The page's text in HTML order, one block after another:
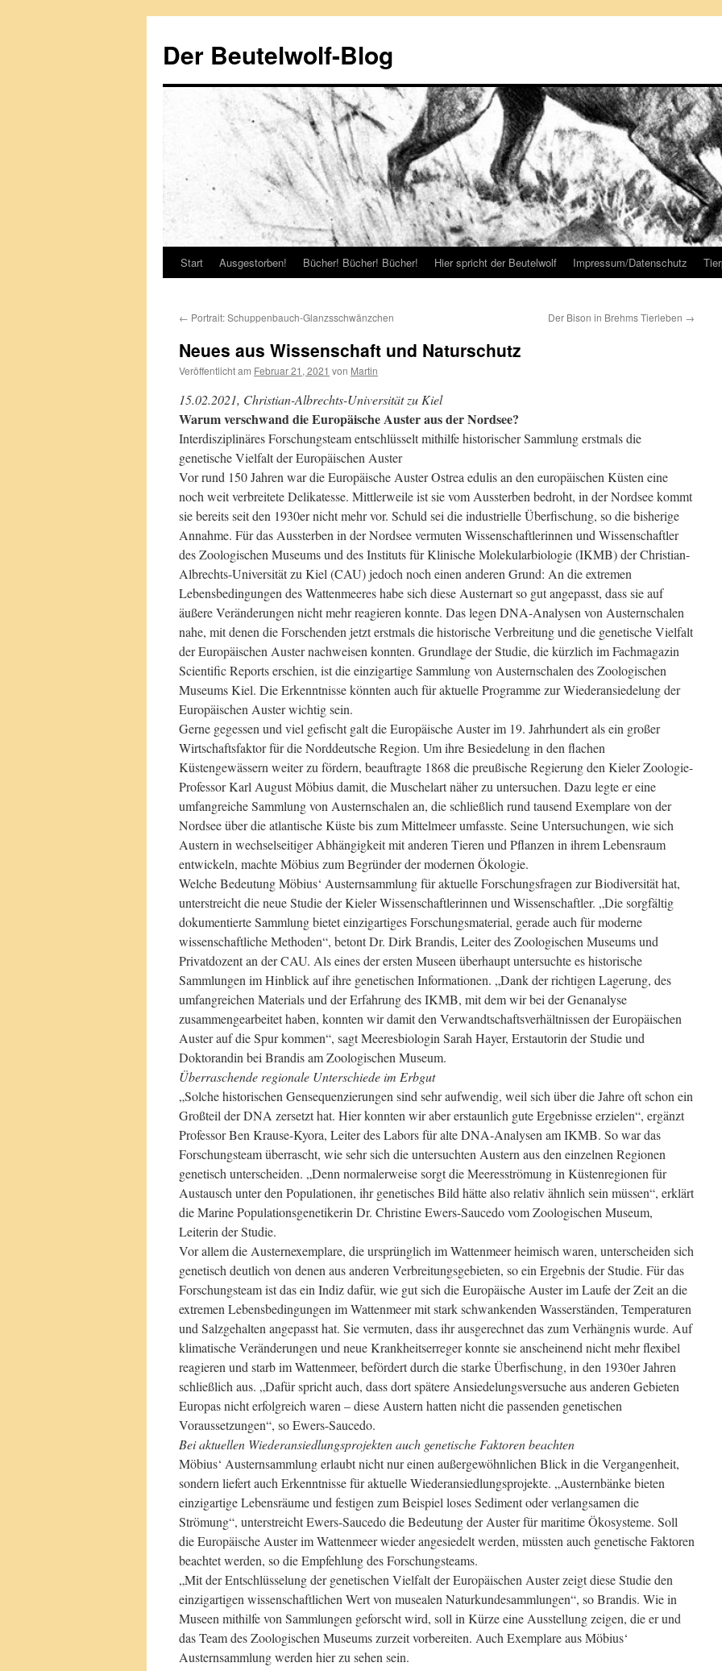
springen
Der Beutelwolf-Blog
Start Ausgestorben! Bücher! Bücher! Bücher! Hier spricht der Beutelwolf Impressum/Datenschutz
← Portrait: Schuppenbauch-Glanzsschwänzchen Der Bison in Brehms Tierleben →
Neues aus Wissenschaft und Naturschutz
Veröffentlicht am Februar 21, 2021 von Martin
15.02.2021, Christian-Albrechts-Universität zu Kiel
Warum verschwand die Europäische Auster aus der Nordsee?
Interdisziplinäres Forschungsteam entschlüsselt mithilfe historischer Sammlung erstmals die
genetische Vielfalt der Europäischen Auster
Vor rund 150 Jahren war die Europäische Auster Ostrea edulis an den europäischen Küsten eine
noch weit verbreitete Delikatesse. Mittlerweile ist sie vom Aussterben bedroht, in der Nordsee kommt
sie bereits seit den 1930er nicht mehr vor. Schuld sei die industrielle Überfischung, so die bisherige
Annahme. Für das Aussterben in der Nordsee vermuten Wissenschaftlerinnen und Wissenschaftler
des Zoologischen Museums und des Instituts für Klinische Molekularbiologie (IKMB) der Christian-
Albrechts-Universität zu Kiel (CAU) jedoch noch einen anderen Grund: An die extremen
Lebensbedingungen des Wattenmeeres habe sich diese Austernart so gut angepasst, dass sie auf
äußere Veränderungen nicht mehr reagieren konnte. Das legen DNA-Analysen von Austernschalen
nahe, mit denen die Forschenden jetzt erstmals die historische Verbreitung und die genetische Vielfalt
der Europäischen Auster nachweisen konnten. Grundlage der Studie, die kürzlich im Fachmagazin
Scientific Reports erschien, ist die einzigartige Sammlung von Austernschalen des Zoologischen
Museums Kiel. Die Erkenntnisse könnten auch für aktuelle Programme zur Wiederansiedelung der
Europäischen Auster wichtig sein.
Gerne gegessen und viel gefischt galt die Europäische Auster im 19. Jahrhundert als ein großer
Wirtschaftsfaktor für die Norddeutsche Region. Um ihre Besiedelung in den flachen
Küstengewässern weiter zu fördern, beauftragte 1868 die preußische Regierung den Kieler Zoologie-
Professor Karl August Möbius damit, die Muschelart näher zu untersuchen. Dazu legte er eine
umfangreiche Sammlung von Austernschalen an, die schließlich rund tausend Exemplare von der
Nordsee über die atlantische Küste bis zum Mittelmeer umfasste. Seine Untersuchungen, wie sich
Austern in wechselseitiger Abhängigkeit mit anderen Tieren und Pflanzen in ihrem Lebensraum
entwickeln, machte Möbius zum Begründer der modernen Ökologie.
Welche Bedeutung Möbius‘ Austernsammlung für aktuelle Forschungsfragen zur Biodiversität hat,
unterstreicht die neue Studie der Kieler Wissenschaftlerinnen und Wissenschaftler. „Die sorgfältig
dokumentierte Sammlung bietet einzigartiges Forschungsmaterial, gerade auch für moderne
wissenschaftliche Methoden“, betont Dr. Dirk Brandis, Leiter des Zoologischen Museums und
Privatdozent an der CAU. Als eines der ersten Museen überhaupt untersuchte es historische
Sammlungen im Hinblick auf ihre genetischen Informationen. „Dank der richtigen Lagerung, des
umfangreichen Materials und der Erfahrung des IKMB, mit dem wir bei der Genanalyse
zusammengearbeitet haben, konnten wir damit den Verwandtschaftsverhältnissen der Europäischen
Auster auf die Spur kommen“, sagt Meeresbiologin Sarah Hayer, Erstautorin der Studie und
Doktorandin bei Brandis am Zoologischen Museum.
Überraschende regionale Unterschiede im Erbgut
„Solche historischen Gensequenzierungen sind sehr aufwendig, weil sich über die Jahre oft schon ein
Großteil der DNA zersetzt hat. Hier konnten wir aber erstaunlich gute Ergebnisse erzielen“, ergänzt
Professor Ben Krause-Kyora, Leiter des Labors für alte DNA-Analysen am IKMB. So war das
Forschungsteam überrascht, wie sehr sich die untersuchten Austern aus den einzelnen Regionen
genetisch unterscheiden. „Denn normalerweise sorgt die Meeresströmung in Küstenregionen für
Austausch unter den Populationen, ihr genetisches Bild hätte also relativ ähnlich sein müssen“, erklärt
die Marine Populationsgenetikerin Dr. Christine Ewers-Saucedo vom Zoologischen Museum,
Leiterin der Studie.
Vor allem die Austernexemplare, die ursprünglich im Wattenmeer heimisch waren, unterscheiden sich
genetisch deutlich von denen aus anderen Verbreitungsgebieten, so ein Ergebnis der Studie. Für das
Forschungsteam ist das ein Indiz dafür, wie gut sich die Europäische Auster im Laufe der Zeit an die
extremen Lebensbedingungen im Wattenmeer mit stark schwankenden Wasserständen, Temperaturen
und Salzgehalten angepasst hat. Sie vermuten, dass ihr ausgerechnet das zum Verhängnis wurde. Auf
klimatische Veränderungen und neue Krankheitserreger konnte sie anscheinend nicht mehr flexibel
reagieren und starb im Wattenmeer, befördert durch die starke Überfischung, in den 1930er Jahren
schließlich aus. „Dafür spricht auch, dass dort spätere Ansiedelungsversuche aus anderen Gebieten
Europas nicht erfolgreich waren – diese Austern hatten nicht die passenden genetischen
Voraussetzungen“, so Ewers-Saucedo.
Bei aktuellen Wiederansiedlungsprojekten auch genetische Faktoren beachten
Möbius‘ Austernsammlung erlaubt nicht nur einen außergewöhnlichen Blick in die Vergangenheit,
sondern liefert auch Erkenntnisse für aktuelle Wiederansiedlungsprojekte. „Austernbänke bieten
einzigartige Lebensräume und festigen zum Beispiel loses Sediment oder verlangsamen die
Strömung“, unterstreicht Ewers-Saucedo die Bedeutung der Auster für maritime Ökosysteme. Soll
die Europäische Auster im Wattenmeer wieder angesiedelt werden, müssten auch genetische Faktoren
beachtet werden, so die Empfehlung des Forschungsteams.
„Mit der Entschlüsselung der genetischen Vielfalt der Europäischen Auster zeigt diese Studie den
einzigartigen wissenschaftlichen Wert von musealen Naturkundesammlungen“, so Brandis. Wie in
Museen mithilfe von Sammlungen geforscht wird, soll in Kürze eine Ausstellung zeigen, die er und
das Team des Zoologischen Museums zurzeit vorbereiten. Auch Exemplare aus Möbius‘
Austernsammlung werden hier zu sehen sein.